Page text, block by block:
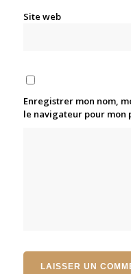
Site web
Enregistrer mon nom,
le navigateur pour mon